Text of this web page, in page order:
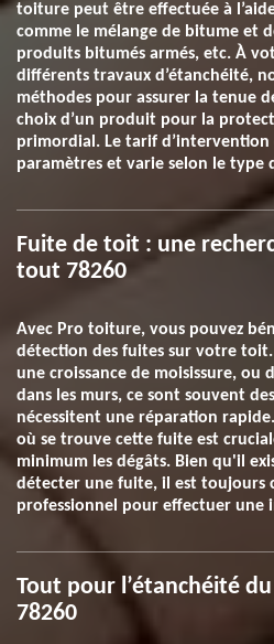
toiture peut être effectuée à
comme le mélange de bitume et
produits bitumés armés, etc. À
différents travaux d’étanchéité,
méthodes pour assurer la tenue
choix d’un produit pour la
primordial. Le tarif d’intervention
paramètres et varie selon le type
Fuite de toit : une
tout 78260
Avec Pro toiture, vous pouvez
détection des fuites sur votre
une croissance de moisissure, ou
dans les murs, ce sont souvent
nécessitent une réparation
où se trouve cette fuite est
minimum les dégâts. Bien qu'il
détecter une fuite, il est toujours
professionnel pour effectuer une
Tout pour l’étanchéité
78260